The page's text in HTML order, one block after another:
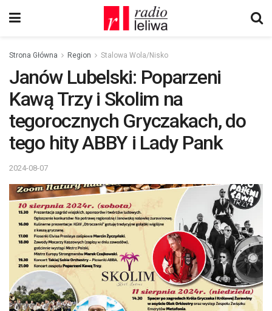
Strona Główna Region Stalowa Wola/Nisko
Janów Lubelski: Poparzeni
Kawą Trzy i Skolim na
tegorocznych Gryczakach, do
tego hity ABBY i Lady Pank
2024-08-07